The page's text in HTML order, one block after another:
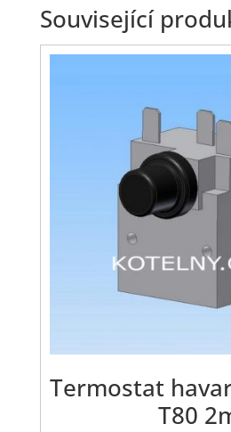
kg
množství
Související
Termostat
T80